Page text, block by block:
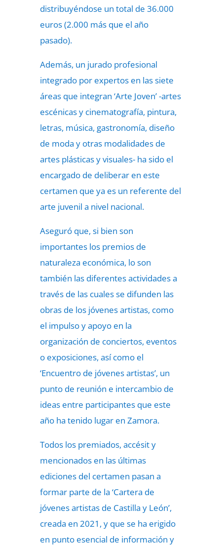
distribuyéndose un total de 36.000
euros (2.000 más que el año
pasado).
Además, un jurado profesional
integrado por expertos en las siete
áreas que integran ‘Arte Joven’ -artes
escénicas y cinematografía, pintura,
letras, música, gastronomía, diseño
de moda y otras modalidades de
artes plásticas y visuales- ha sido el
encargado de deliberar en este
certamen que ya es un referente del
arte juvenil a nivel nacional.
Aseguró que, si bien son
importantes los premios de
naturaleza económica, lo son
también las diferentes actividades a
través de las cuales se difunden las
obras de los jóvenes artistas, como
el impulso y apoyo en la
organización de conciertos, eventos
o exposiciones, así como el
‘Encuentro de jóvenes artistas’, un
punto de reunión e intercambio de
ideas entre participantes que este
año ha tenido lugar en Zamora.
Todos los premiados, accésit y
mencionados en las últimas
ediciones del certamen pasan a
formar parte de la ‘Cartera de
jóvenes artistas de Castilla y León’,
creada en 2021, y que se ha erigido
en punto esencial de información y